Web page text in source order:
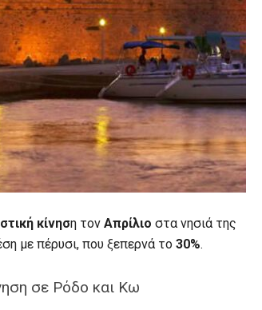
κίνηση τον Απρίλιο στα νησιά της
με πέρυσι, που ξεπερνά το 30%.
σε Ρόδο και Κω